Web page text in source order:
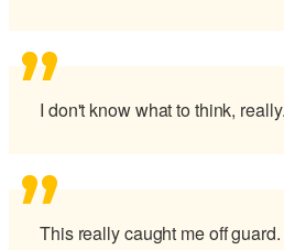
I don't know what to think, really.
This really caught me off